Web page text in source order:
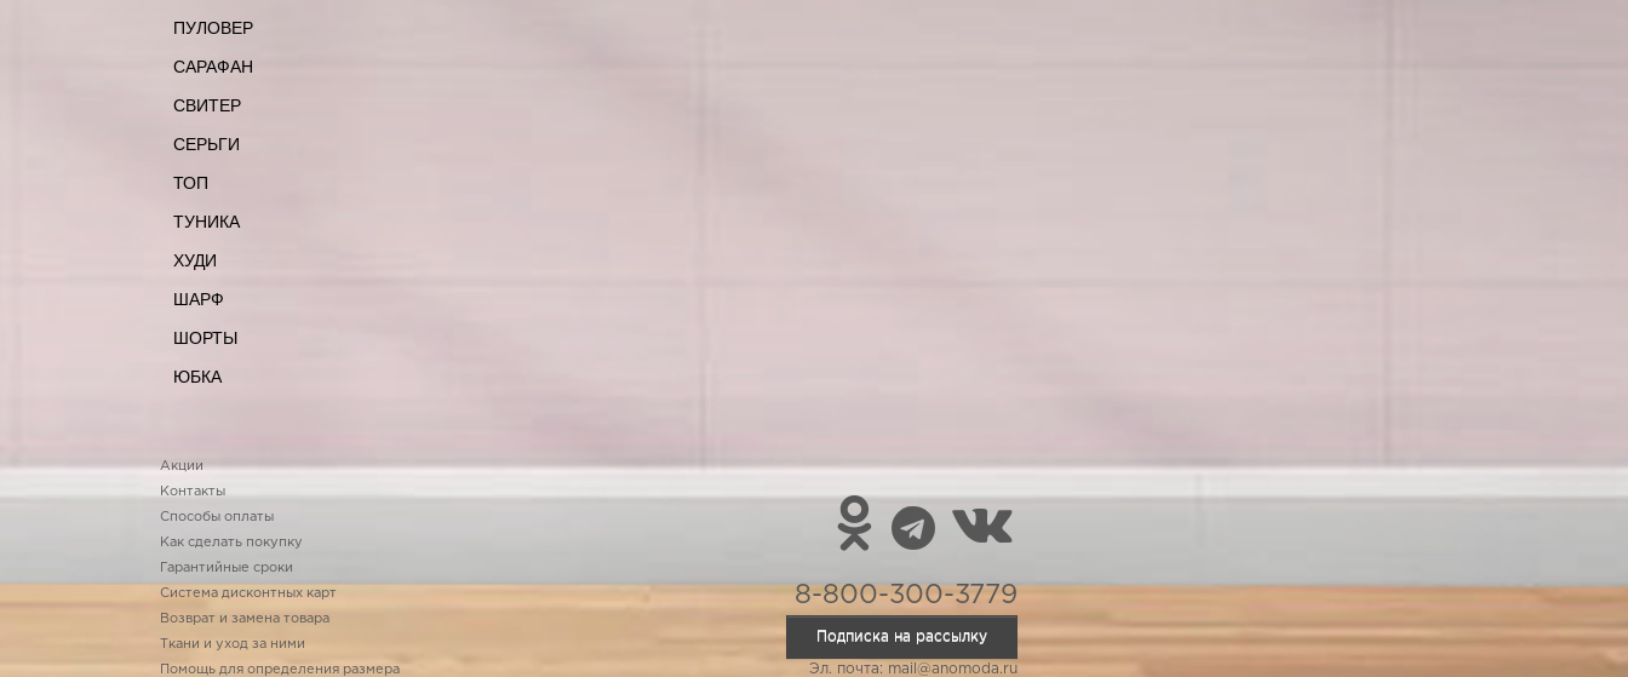
ПУЛОВЕР
САРАФАН
СВИТЕР
СЕРЬГИ
ТОП
ТУНИКА
ХУДИ
ШАРФ
ШОРТЫ
ЮБКА
Акции
Контакты
Способы оплаты
Как сделать покупку
Гарантийные сроки
Система дисконтных карт
Возврат и замена товара
Ткани и уход за ними
Помощь для определения размера
8-800-300-3779
Подписка на рассылку
Эл. почта: mail@anomoda.ru